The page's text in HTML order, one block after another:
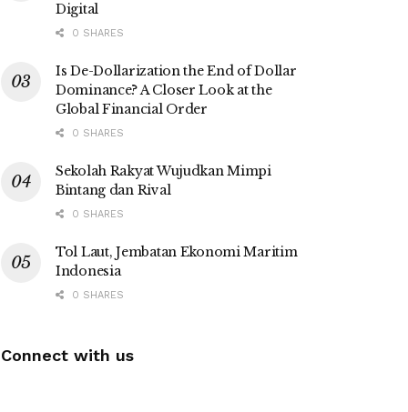
Digital
0 SHARES
Is De-Dollarization the End of Dollar
Dominance? A Closer Look at the
Global Financial Order
0 SHARES
Sekolah Rakyat Wujudkan Mimpi
Bintang dan Rival
0 SHARES
Tol Laut, Jembatan Ekonomi Maritim
Indonesia
0 SHARES
Connect with us